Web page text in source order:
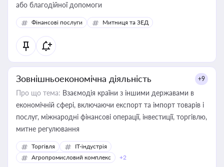
або благодійної допомоги
Фінансові послуги Митниця та ЗЕД
Зовнішньоекономічна діяльність +9
Про що тема: Взаємодія країни з іншими державами в
економічній сфері, включаючи експорт та імпорт товарів і
послуг, міжнародні фінансові операції, інвестиції, торгівлю,
митне регулювання
Торгівля
IT-індустрія
Агропромисловий комплекс
+2